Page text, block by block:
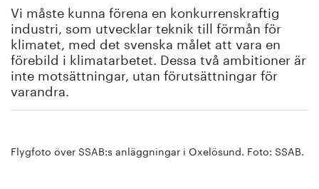
Vi tycker
Publicerat
Bildbank
Vi måste kunna förena en konkurrenskraftig
industri, som utvecklar teknik till förmån för
klimatet, med det svenska målet att vara en
förebild i klimatarbetet. Dessa två ambitioner är
inte motsättningar, utan förutsättningar för
varandra.
Flygfoto över SSAB:s anläggningar i Oxelösund. Foto: SSAB.